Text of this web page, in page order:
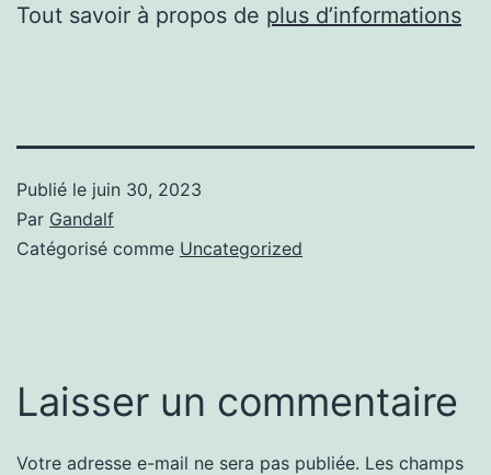
Tout savoir à propos de plus d’informations
Publié le juin 30, 2023
Par Gandalf
Catégorisé comme Uncategorized
Laisser un commentaire
Votre adresse e-mail ne sera pas publiée. Les champs